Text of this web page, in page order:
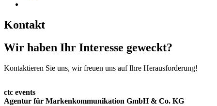
Kontakt
Wir haben Ihr Interesse geweckt?
Kontaktieren Sie uns, wir freuen uns auf Ihre Herausforderung!
ctc events
Agentur für Markenkommunikation GmbH & Co. KG